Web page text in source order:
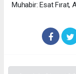
Muhabir: Esat Fırat,